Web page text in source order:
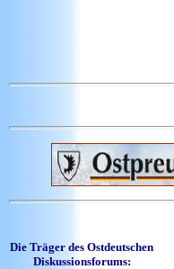
Die Träger des Ostdeutschen
Diskussionsforums: